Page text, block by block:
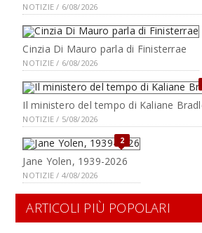
NOTIZIE / 6/08/2026
Cinzia Di Mauro parla di Finisterrae
NOTIZIE / 6/08/2026
Il ministero del tempo di Kaliane
NOTIZIE / 5/08/2026
2
Jane Yolen, 1939-2026
NOTIZIE / 4/08/2026
ARTICOLI PIÙ POPOLARI